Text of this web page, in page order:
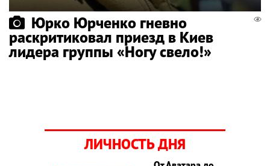
Юрко Юрченко гневно
раскритиковал приезд в Киев
лидера группы «Ногу свело!»
ЛИЧНОСТЬ ДНЯ